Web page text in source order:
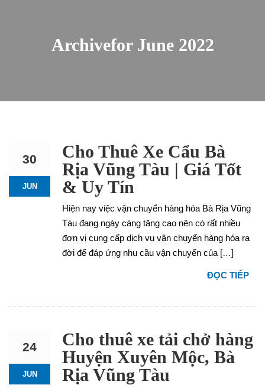
Archivefor June 2022
30
JUN
Cho Thuê Xe Cẩu Bà
Rịa Vũng Tàu | Giá Tốt
& Uy Tín
Hiện nay việc vận chuyển hàng hóa Bà Rịa Vũng
Tàu đang ngày càng tăng cao nên có rất nhiều
đơn vị cung cấp dịch vụ vận chuyển hàng hóa ra
đời để đáp ứng nhu cầu vận chuyển của […]
ĐỌC TIẾP
24
JUN
Cho thuê xe tải chở hàng
Huyện Xuyên Mộc, Bà
Rịa Vũng Tàu